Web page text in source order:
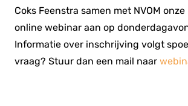
Coks Feenstra samen met NVOM
online webinar aan op
Informatie over inschrijving volgt
vraag? Stuur dan een mail naar